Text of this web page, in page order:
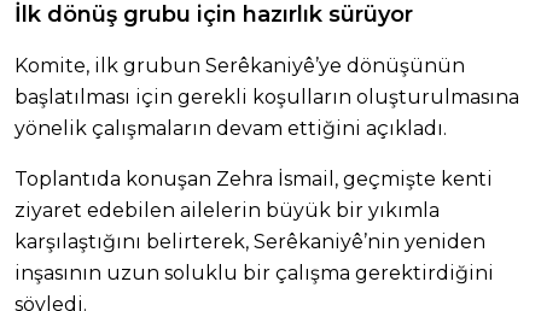
İlk dönüş grubu için hazırlık sürüyor
Komite, ilk grubun Serêkaniyê’ye dönüşünün
başlatılması için gerekli koşulların oluşturulmasına
yönelik çalışmaların devam ettiğini açıkladı.
Toplantıda konuşan Zehra İsmail, geçmişte kenti
ziyaret edebilen ailelerin büyük bir yıkımla
karşılaştığını belirterek, Serêkaniyê’nin yeniden
inşasının uzun soluklu bir çalışma gerektirdiğini
söyledi.